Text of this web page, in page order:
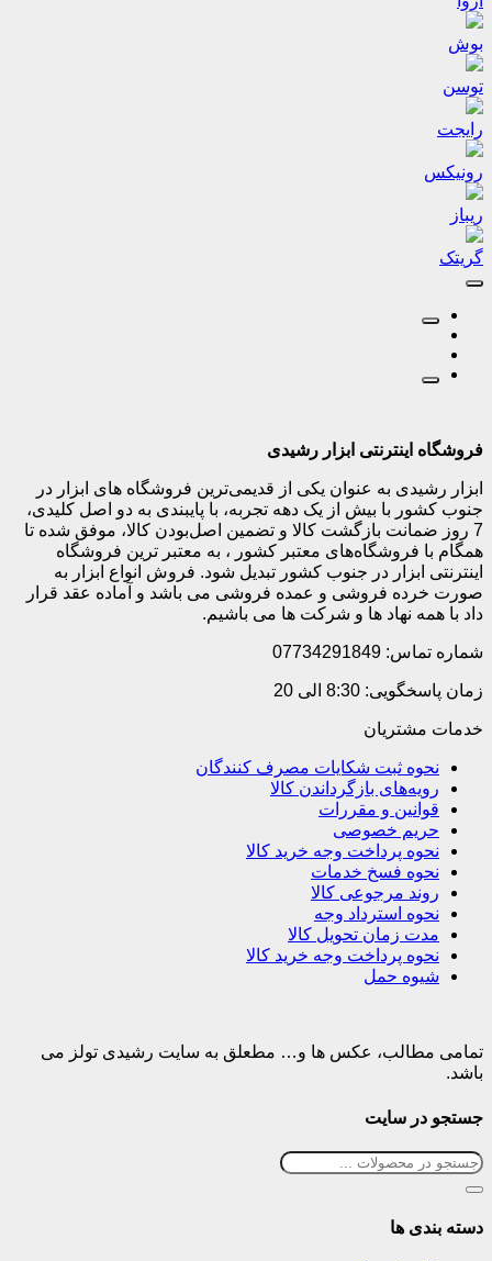
بوش
توسن
رایجت
رونیکس
ریباز
گریتک
فروشگاه اینترنتی ابزار رشیدی
ابزار رشیدی به عنوان یکی از قدیمی‌ترین فروشگاه های ابزار در
جنوب کشور با بیش از یک دهه تجربه، با پایبندی به دو اصل کلیدی،
7 روز ضمانت بازگشت کالا و تضمین اصل‌بودن کالا، موفق شده تا
همگام با فروشگاه‌های معتبر کشور ، به معتبر ترین فروشگاه
اینترنتی ابزار در جنوب کشور تبدیل شود. فروش انواع ابزار به
صورت خرده فروشی و عمده فروشی می باشد و آماده عقد قرار
داد با همه نهاد ها و شرکت ها می باشیم.
شماره تماس: 07734291849
زمان پاسخگویی: 8:30 الی 20
خدمات مشتریان
نحوه ثبت شکایات مصرف کنندگان
رویه‌های بازگرداندن کالا
قوانین و مقررات
حریم خصوصی
نحوه پرداخت وجه خرید کالا
نحوه فسخ خدمات
روند مرجوعی کالا
نحوه استرداد وجه
مدت زمان تحویل کالا
نحوه پرداخت وجه خرید کالا
شیوه حمل
تمامی مطالب، عکس ها و… مطعلق به سایت رشیدی تولز می
باشد.
جستجو در سایت
دسته بندی ها